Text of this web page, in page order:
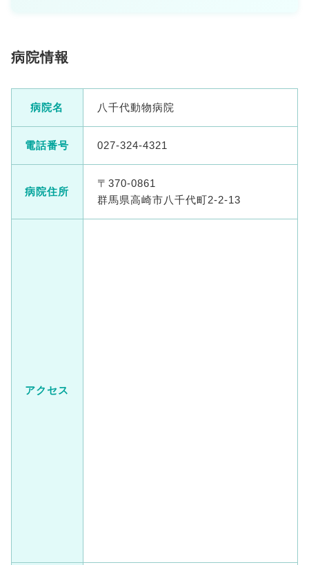
病院情報
病院名 八千代動物病院
電話番号 027-324-4321
病院住所
〒370-0861
群馬県高崎市八千代町2-2-13
アクセス